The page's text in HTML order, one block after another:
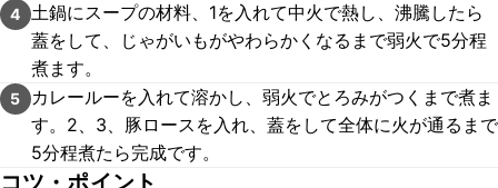
4 土鍋にスープの材料、1を入れて中火で熱し、沸騰したら
蓋をして、じゃがいもがやわらかくなるまで弱火で5分程
煮ます。
5
カレールーを入れて溶かし、弱火でとろみがつくまで煮ま
す。2、3、豚ロースを入れ、蓋をして全体に火が通るまで
5分程煮たら完成です。
コツ・ポイント